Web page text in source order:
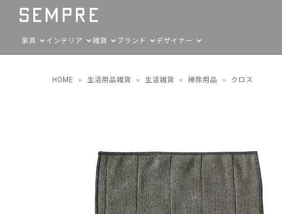
家具 インテリア 雑貨 ブランド デザイナー
HOME » 生活用品雑貨 » 生活雑貨 » 掃除用品 » クロス